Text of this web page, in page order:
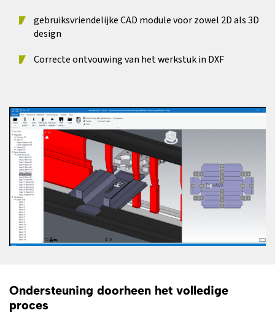
gebruiksvriendelijke CAD module voor zowel 2D als 3D
design
Correcte ontvouwing van het werkstuk in DXF
Ondersteuning doorheen het volledige
proces